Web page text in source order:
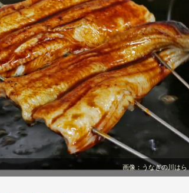
画像：うなぎの川はら